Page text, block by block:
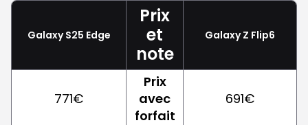
Galaxy S25 Edge
Prix
et
note
Galaxy Z Flip6
771€
Prix
avec
forfait
691€